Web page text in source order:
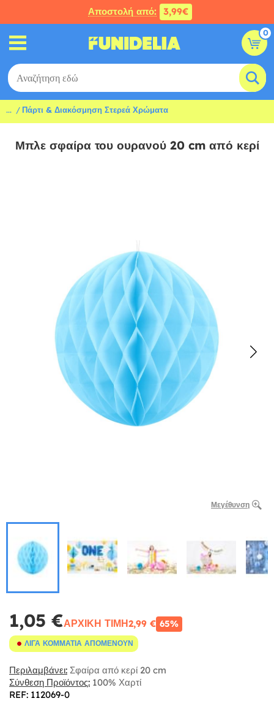
Αποστολή από: 3,99€
0
... Πάρτι & Διακόσμηση Στερεά Χρώματα
Μπλε σφαίρα του ουρανού 20 cm από κερί
Μεγέθυνση
1,05 €ΑΡΧΙΚΉ ΤΙΜΉ2,99 € 65%
ΛΊΓΑ ΚΟΜΜΆΤΙΑ ΑΠΟΜΈΝΟΥΝ
Περιλαμβάνει: Σφαίρα από κερί 20 cm
Σύνθεση Προϊόντος: 100% Χαρτί
REF: 112069-0